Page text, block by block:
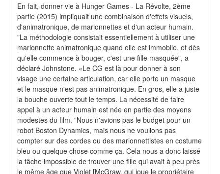
En fait, donner vie à Hunger Games - La Révolte, 2ème
partie (2015) impliquait une combinaison d'effets visuels,
d'animatronique, de marionnettes et d'un acteur humain.
"La méthodologie consistait essentiellement à utiliser une
marionnette animatronique quand elle est immobile, et dès
qu'elle commence à bouger, c'est une fille masquée", a
déclaré Johnstone. «Le CG est là pour donner à son
visage une certaine articulation, car elle porte un masque
et le masque n'est pas animatronique. En gros, elle a juste
la bouche ouverte tout le temps. La nécessité de faire
appel à un acteur humain est née en partie des moyens
modestes du film. "Nous n'avions pas le budget pour un
robot Boston Dynamics, mais nous ne voulions pas
compter sur des cordes ou des marionnettistes en costume
bleu ou quelque chose comme ça. Cela nous a donc laissé
la tâche impossible de trouver une fille qui avait à peu près
le même âge que Violet [McGraw, qui joue le propriétaire